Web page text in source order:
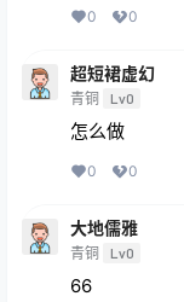
0 0
超短裙虚幻
青铜 Lv0
怎么做
0 0
大地儒雅
青铜 Lv0
66